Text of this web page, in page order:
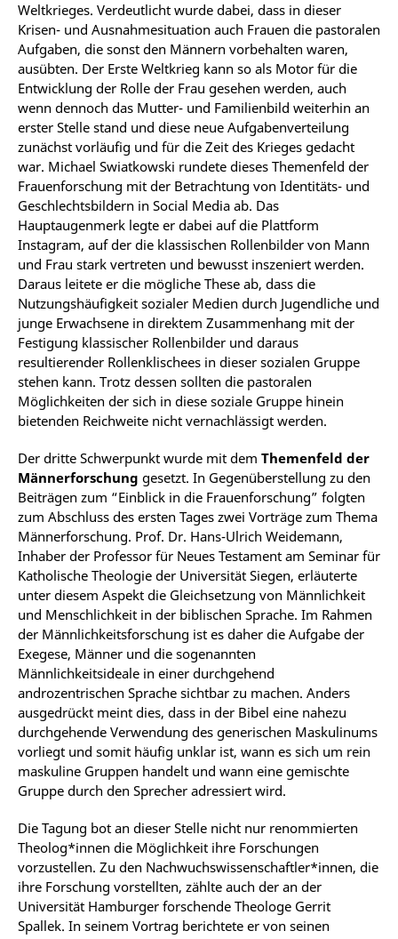
Weltkrieges. Verdeutlicht wurde dabei, dass in dieser
Krisen- und Ausnahmesituation auch Frauen die pastoralen
Aufgaben, die sonst den Männern vorbehalten waren,
ausübten. Der Erste Weltkrieg kann so als Motor für die
Entwicklung der Rolle der Frau gesehen werden, auch
wenn dennoch das Mutter- und Familienbild weiterhin an
erster Stelle stand und diese neue Aufgabenverteilung
zunächst vorläufig und für die Zeit des Krieges gedacht
war. Michael Swiatkowski rundete dieses Themenfeld der
Frauenforschung mit der Betrachtung von Identitäts- und
Geschlechtsbildern in Social Media ab. Das
Hauptaugenmerk legte er dabei auf die Plattform
Instagram, auf der die klassischen Rollenbilder von Mann
und Frau stark vertreten und bewusst inszeniert werden.
Daraus leitete er die mögliche These ab, dass die
Nutzungshäufigkeit sozialer Medien durch Jugendliche und
junge Erwachsene in direktem Zusammenhang mit der
Festigung klassischer Rollenbilder und daraus
resultierender Rollenklischees in dieser sozialen Gruppe
stehen kann. Trotz dessen sollten die pastoralen
Möglichkeiten der sich in diese soziale Gruppe hinein
bietenden Reichweite nicht vernachlässigt werden.
Der dritte Schwerpunkt wurde mit dem Themenfeld der
Männerforschung gesetzt. In Gegenüberstellung zu den
Beiträgen zum “Einblick in die Frauenforschung” folgten
zum Abschluss des ersten Tages zwei Vorträge zum Thema
Männerforschung. Prof. Dr. Hans-Ulrich Weidemann,
Inhaber der Professor für Neues Testament am Seminar für
Katholische Theologie der Universität Siegen, erläuterte
unter diesem Aspekt die Gleichsetzung von Männlichkeit
und Menschlichkeit in der biblischen Sprache. Im Rahmen
der Männlichkeitsforschung ist es daher die Aufgabe der
Exegese, Männer und die sogenannten
Männlichkeitsideale in einer durchgehend
androzentrischen Sprache sichtbar zu machen. Anders
ausgedrückt meint dies, dass in der Bibel eine nahezu
durchgehende Verwendung des generischen Maskulinums
vorliegt und somit häufig unklar ist, wann es sich um rein
maskuline Gruppen handelt und wann eine gemischte
Gruppe durch den Sprecher adressiert wird.
Die Tagung bot an dieser Stelle nicht nur renommierten
Theolog*innen die Möglichkeit ihre Forschungen
vorzustellen. Zu den Nachwuchswissenschaftler*innen, die
ihre Forschung vorstellten, zählte auch der an der
Universität Hamburger forschende Theologe Gerrit
Spallek. In seinem Vortrag berichtete er von seinen